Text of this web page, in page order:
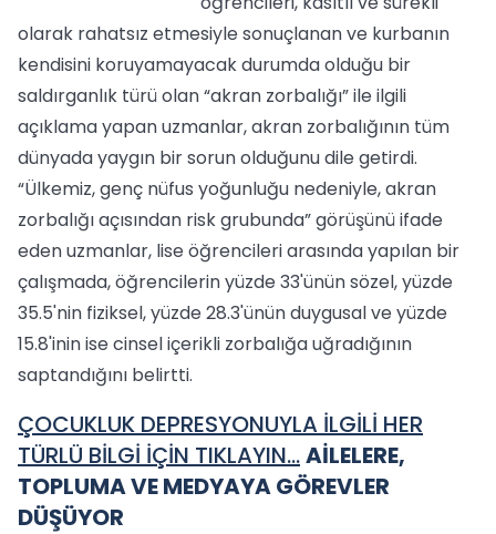
olarak rahatsız etmesiyle sonuçlanan ve kurbanın
kendisini koruyamayacak durumda olduğu bir
saldırganlık türü olan “akran zorbalığı” ile ilgili
açıklama yapan uzmanlar, akran zorbalığının tüm
dünyada yaygın bir sorun olduğunu dile getirdi.
“Ülkemiz, genç nüfus yoğunluğu nedeniyle, akran
zorbalığı açısından risk grubunda” görüşünü ifade
eden uzmanlar, lise öğrencileri arasında yapılan bir
çalışmada, öğrencilerin yüzde 33'ünün sözel, yüzde
35.5'nin fiziksel, yüzde 28.3'ünün duygusal ve yüzde
15.8'inin ise cinsel içerikli zorbalığa uğradığının
saptandığını belirtti.
ÇOCUKLUK DEPRESYONUYLA İLGİLİ HER
TÜRLÜ BİLGİ İÇİN TIKLAYIN...AİLELERE,
TOPLUMA VE MEDYAYA GÖREVLER
DÜŞÜYOR